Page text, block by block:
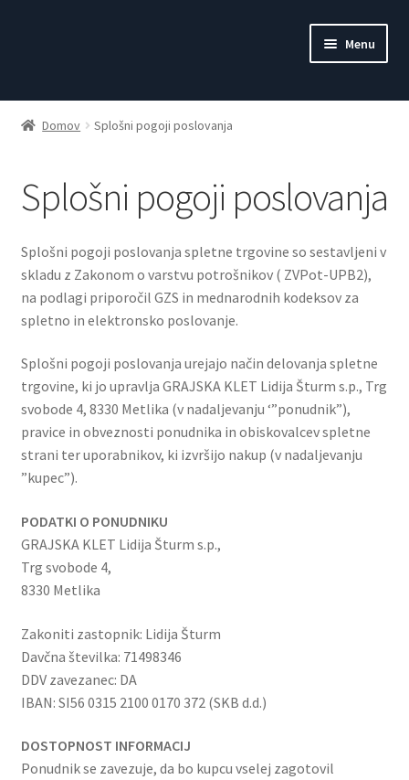
Menu
Domov
menu
Darilni program
Akcijski paketi
Košarica
Moj račun
Domov Splošni pogoji poslovanja
Splošni pogoji poslovanja
Splošni pogoji poslovanja spletne trgovine so sestavljeni v
skladu z Zakonom o varstvu potrošnikov ( ZVPot-UPB2),
na podlagi priporočil GZS in mednarodnih kodeksov za
spletno in elektronsko poslovanje.
Splošni pogoji poslovanja urejajo način delovanja spletne
trgovine, ki jo upravlja GRAJSKA KLET Lidija Šturm s.p., Trg
svobode 4, 8330 Metlika (v nadaljevanju ‘”ponudnik”),
pravice in obveznosti ponudnika in obiskovalcev spletne
strani ter uporabnikov, ki izvršijo nakup (v nadaljevanju
”kupec”).
PODATKI O PONUDNIKU
GRAJSKA KLET Lidija Šturm s.p.,
Trg svobode 4,
8330 Metlika
Zakoniti zastopnik: Lidija Šturm
Davčna številka: 71498346
DDV zavezanec: DA
IBAN: SI56 0315 2100 0170 372 (SKB d.d.)
DOSTOPNOST INFORMACIJ
Ponudnik se zavezuje, da bo kupcu vselej zagotovil